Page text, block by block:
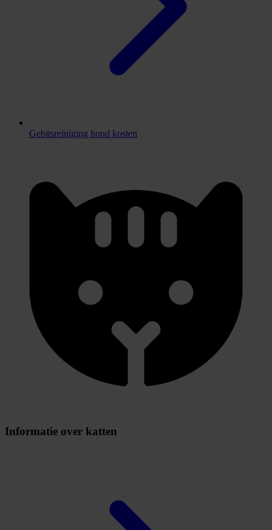
Gebitsreiniging hond kosten
Informatie over katten